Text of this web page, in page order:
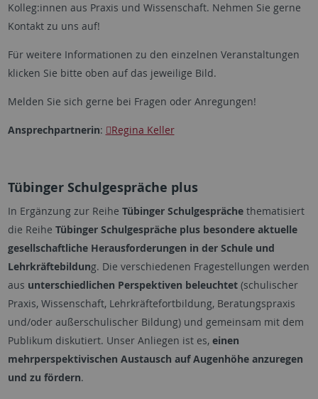
Kolleg:innen aus Praxis und Wissenschaft. Nehmen Sie gerne
Kontakt zu uns auf!
Für weitere Informationen zu den einzelnen Veranstaltungen
klicken Sie bitte oben auf das jeweilige Bild.
Melden Sie sich gerne bei Fragen oder Anregungen!
Ansprechpartnerin: Regina Keller
Tübinger Schulgespräche plus
In Ergänzung zur Reihe Tübinger Schulgespräche thematisiert
die Reihe Tübinger Schulgespräche plus besondere aktuelle
gesellschaftliche Herausforderungen in der Schule und
Lehrkräftebildung. Die verschiedenen Fragestellungen werden
aus unterschiedlichen Perspektiven beleuchtet(schulischer
Praxis, Wissenschaft, Lehrkräftefortbildung, Beratungspraxis
und/oder außerschulischer Bildung) und gemeinsam mit dem
Publikum diskutiert. Unser Anliegen ist es,einen
mehrperspektivischen Austausch auf Augenhöhe anzuregen
und zu fördern.